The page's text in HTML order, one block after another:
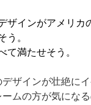
ザインがアメリカ
う。
て満たせそう。
ザインが壮絶に
ムの方が気にな